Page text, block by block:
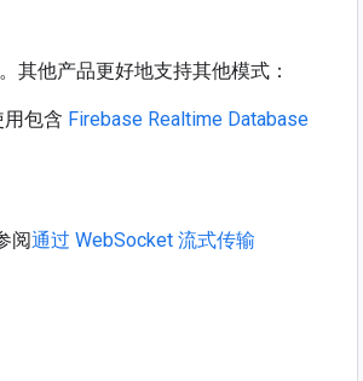
其他产品更好地支持其他模式：
包含 Firebase Realtime Database
阅通过 WebSocket 流式传输